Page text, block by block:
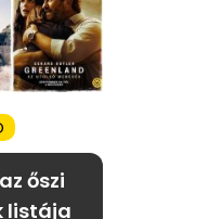
őszi
listája